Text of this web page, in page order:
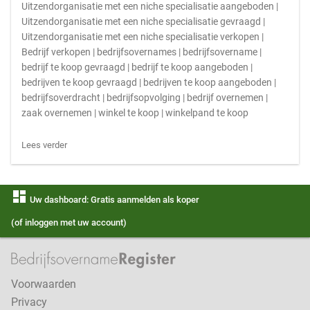
Uitzendorganisatie met een niche specialisatie aangeboden |
Uitzendorganisatie met een niche specialisatie gevraagd |
Uitzendorganisatie met een niche specialisatie verkopen |
Bedrijf verkopen | bedrijfsovernames | bedrijfsovername |
bedrijf te koop gevraagd | bedrijf te koop aangeboden |
bedrijven te koop gevraagd | bedrijven te koop aangeboden |
bedrijfsoverdracht | bedrijfsopvolging | bedrijf overnemen |
zaak overnemen | winkel te koop | winkelpand te koop
Lees verder
dashboard Uw dashboard: Gratis aanmelden als koper
(of inloggen met uw account)
Voorwaarden
Privacy